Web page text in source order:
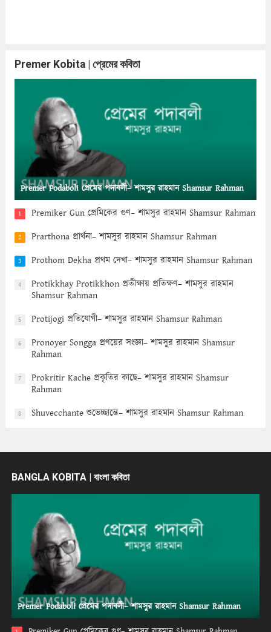
Premer Kobita | প্রেমের কবিতা
Premer Podaboli প্রেমের পদাবলী– শামসুর রাহমান Shamsur Rahman
1 Premiker Gun প্রেমিকের গুণ– শামসুর রাহমান Shamsur Rahman
2 Prarthona প্রার্থনা– শামসুর রাহমান Shamsur Rahman
3 Prothom Dekha প্রথম দেখা– শামসুর রাহমান Shamsur Rahman
4
Protikkhay Protikkhon প্রতীক্ষায় প্রতিক্ষণ– শামসুর রাহমান
Shamsur Rahman
5 Protijogi প্রতিযোগী– শামসুর রাহমান Shamsur Rahman
6
Pronoyer Songga প্রণয়ের সংজ্ঞা– শামসুর রাহমান Shamsur
Rahman
7
Prokritir Kache প্রকৃতির কাছে– শামসুর রাহমান Shamsur
Rahman
8 Shuvecchante শুভেচ্ছান্তে– শামসুর রাহমান Shamsur Rahman
BANGLA KOBITA | বাংলা কবিতা
Premer Podaboli প্রেমের পদাবলী– শামসুর রাহমান Shamsur Rahman